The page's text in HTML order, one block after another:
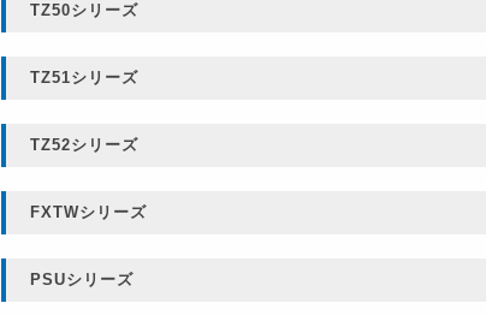
TZ50シリーズ
TZ51シリーズ
TZ52シリーズ
FXTWシリーズ
PSUシリーズ